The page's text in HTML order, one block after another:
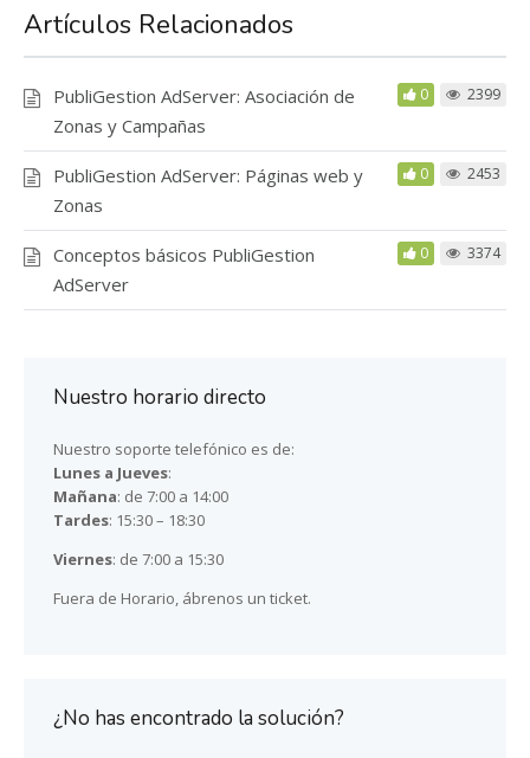
Artículos Relacionados
PubliGestion AdServer: Asociación de
Zonas y Campañas
0 2399
PubliGestion AdServer: Páginas web y
Zonas
0 2453
Conceptos básicos PubliGestion
AdServer
0 3374
Nuestro horario directo
Nuestro soporte telefónico es de:
Lunes a Jueves:
Mañana: de 7:00 a 14:00
Tardes: 15:30 – 18:30
Viernes: de 7:00 a 15:30
Fuera de Horario, ábrenos un ticket.
¿No has encontrado la solución?